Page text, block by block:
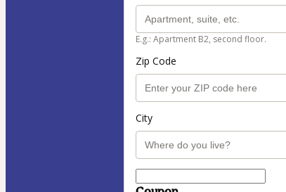
E.g.: Apartment B2, second floor.
Zip Code
City